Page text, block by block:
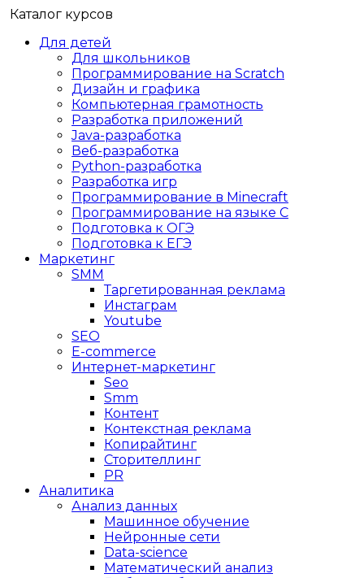
Каталог курсов
Для детей
Для школьников
Программирование на Scratch
Дизайн и графика
Компьютерная грамотность
Разработка приложений
Java-разработка
Веб-разработка
Python-разработка
Разработка игр
Программирование в Minecraft
Программирование на языке C
Подготовка к ОГЭ
Подготовка к ЕГЭ
Маркетинг
SMM
Таргетированная реклама
Инстаграм
Youtube
SEO
E-сommerce
Интернет-маркетинг
Seo
Smm
Контент
Контекстная реклама
Копирайтинг
Сторителлинг
PR
Аналитика
Анализ данных
Машинное обучение
Нейронные сети
Data-science
Математический анализ